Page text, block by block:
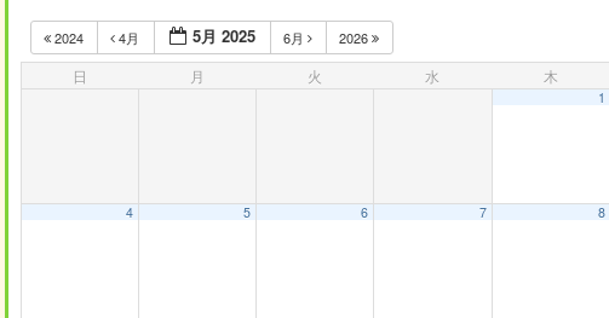
2024 4月 5月 2025 6月 2026
日 月 火 水 木
1
4 5 6 7 8